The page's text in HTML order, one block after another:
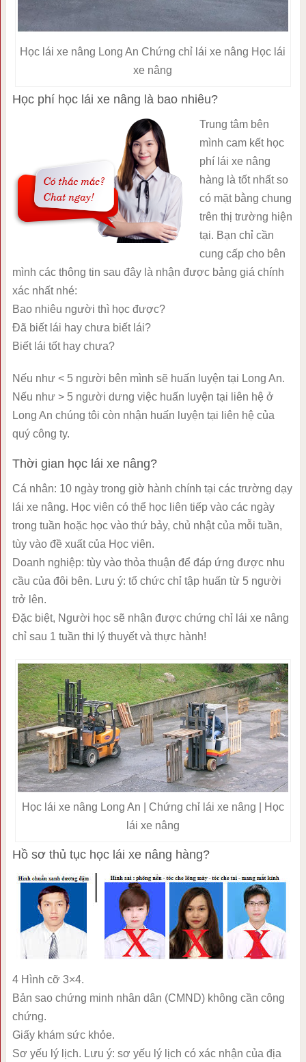
Học lái xe nâng Long An Chứng chỉ lái xe nâng Học lái
xe nâng
Học phí học lái xe nâng là bao nhiêu?
Trung tâm bên
mình cam kết học
phí lái xe nâng
hàng là tốt nhất so
có mặt bằng chung
trên thị trường hiện
tại. Bạn chỉ cần
cung cấp cho bên
mình các thông tin sau đây là nhận được bảng giá chính
xác nhất nhé:
Bao nhiêu người thì học được?
Đã biết lái hay chưa biết lái?
Biết lái tốt hay chưa?
Nếu như < 5 người bên mình sẽ huấn luyện tại Long An.
Nếu như > 5 người dưng việc huấn luyện tại liên hệ ở
Long An chúng tôi còn nhận huấn luyện tại liên hệ của
quý công ty.
Thời gian học lái xe nâng?
Cá nhân: 10 ngày trong giờ hành chính tại các trường dạy
lái xe nâng. Học viên có thể học liên tiếp vào các ngày
trong tuần hoặc học vào thứ bảy, chủ nhật của mỗi tuần,
tùy vào đề xuất của Học viên.
Doanh nghiệp: tùy vào thỏa thuận để đáp ứng được nhu
cầu của đôi bên. Lưu ý: tổ chức chỉ tập huấn từ 5 người
trở lên.
Đặc biệt, Người học sẽ nhận được chứng chỉ lái xe nâng
chỉ sau 1 tuần thi lý thuyết và thực hành!
Học lái xe nâng Long An | Chứng chỉ lái xe nâng | Học
lái xe nâng
Hồ sơ thủ tục học lái xe nâng hàng?
4 Hình cỡ 3×4.
Bản sao chứng minh nhân dân (CMND) không cần công
chứng.
Giấy khám sức khỏe.
Sơ yếu lý lịch. Lưu ý: sơ yếu lý lịch có xác nhận của địa